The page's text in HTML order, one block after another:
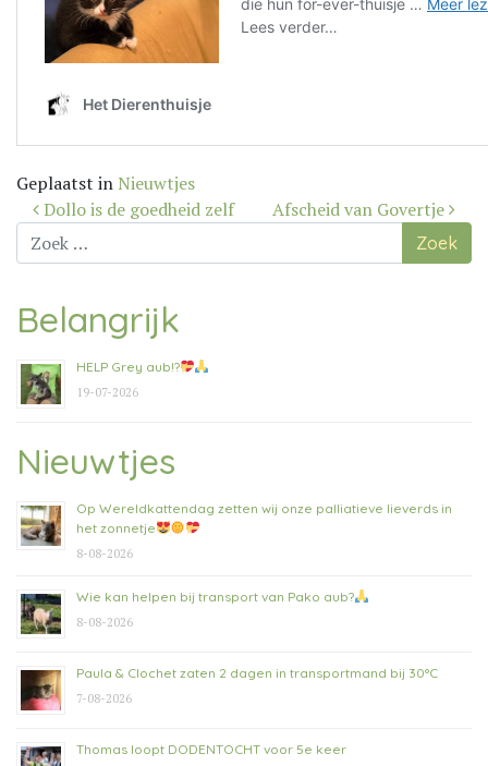
Geplaatst in Nieuwtjes
Bericht
navigatie
Dollo is de goedheid zelf
Afscheid van Govertje
Zoek
naar:
Belangrijk
HELP Grey aub!?
19-07-2026
Nieuwtjes
Op Wereldkattendag zetten wij onze palliatieve lieverds in
het zonnetje
8-08-2026
Wie kan helpen bij transport van Pako aub?
8-08-2026
Paula & Clochet zaten 2 dagen in transportmand bij 30°C
7-08-2026
Thomas loopt DODENTOCHT voor 5e keer